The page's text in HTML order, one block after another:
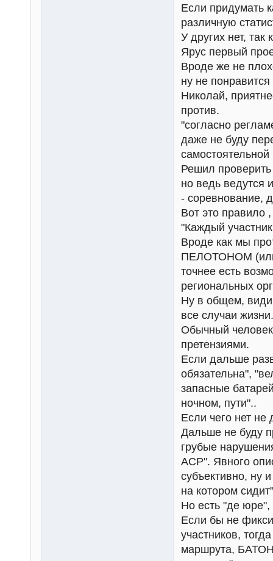
Если придумать
различную
У других нет, так
Ярус первый
Вроде же не
ну не
Николай,
против.
"согласно
даже не буду
самостоятельной
Решил
но ведь ведутся
- соревнование,
Вот это правило
"Каждый
Вроде как мы
ПЕЛОТОНОМ (или
точнее есть
региональных
Ну в общем,
все случаи жизни.
Обычный
претензиями.
Если дальше
обязательна",
запасные
ночном, пути"..
Если чего нет не
Дальше не буду
грубые
ACP". Явного
субъективно, ну
на котором
Но есть "де юре",
Если бы не
участников,
маршрута,